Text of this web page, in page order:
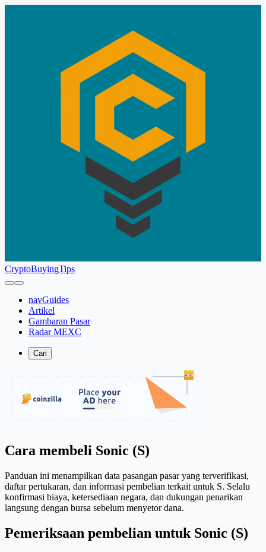
CryptoBuyingTips
navGuides
Artikel
Gambaran Pasar
Radar MEXC
Cari
Cara membeli Sonic (S)
Panduan ini menampilkan data pasangan pasar yang terverifikasi,
daftar pertukaran, dan informasi pembelian terkait untuk S. Selalu
konfirmasi biaya, ketersediaan negara, dan dukungan penarikan
langsung dengan bursa sebelum menyetor dana.
Pemeriksaan pembelian untuk Sonic (S)